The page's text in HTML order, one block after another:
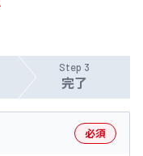
Step 3
完了
必須